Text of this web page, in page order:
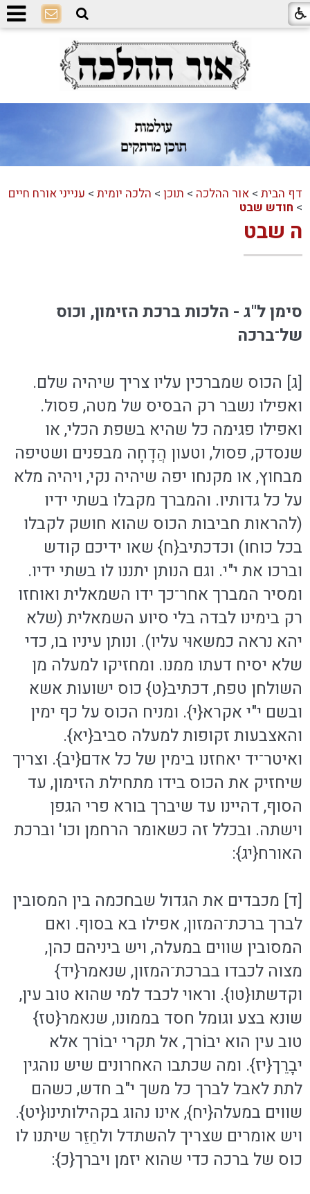
דף הבית >אור ההלכה > תוכן > הלכה יומית > ענייני אורח חיים
> חודש שבט
ה שבט
סימן ל"ג - הלכות ברכת הזימון, וכוס
של־ברכה
[ג] הכוס שמברכין עליו צריך שיהיה שלם.
ואפילו נשבר רק הבסיס של מטה, פסול.
ואפילו פגימה כל שהיא בשפת הכלי, או
שנסדק, פסול, וטעון הֲדָחָה מבפנים ושטיפה
מבחוץ, או מקנחו יפה שיהיה נקי, ויהיה מלא
על כל גדותיו. והמברך מקבלו בשתי ידיו
(להראות חביבות הכוס שהוא חושק לקבלו
בכל כוחו) וכדכתיב{ח} שאו ידיכם קודש
וברכו את י"י. וגם הנותן יתננו לו בשתי ידיו.
ומסיר המברך אחר־כך ידו השמאלית ואוחזו
רק בימינו לבדה בלי סיוע השמאלית (שלא
יהא נראה כמשאוּי עליו). ונותן עיניו בו, כדי
שלא יסיח דעתו ממנו. ומחזיקו למעלה מן
השולחן טפח, דכתיב{ט} כוס ישועות אשא
ובשם י"י אקרא{י}. ומניח הכוס על כף ימין
והאצבעות זקופות למעלה סביב{יא}.
ואיטר־יד יאחזנו בימין של כל אדם{יב}. וצריך
שיחזיק את הכוס בידו מתחילת הזימון, עד
הסוף, דהיינו עד שיברך בורא פרי הגפן
וישתה. ובכלל זה כשאומר הרחמן וכו' וברכת
האורח{יג}:
[ד] מכבדים את הגדול שבחכמה בין המסובין
לברך ברכת־המזון, אפילו בא בסוף. ואם
המסובין שווים במעלה, ויש ביניהם כהן,
מצוה לכבדו בברכת־המזון, שנאמר{יד}
וקדשתו{טו}. וראוי לכבד למי שהוא טוב עין,
שונא בצע וגומל חסד בממונו, שנאמר{טז}
טוב עין הוא יבוֹרך, אל תקרי יבוֹרך אלא
יבָרֵך{יז}. ומה שכתבו האחרונים שיש נוהגין
לתת לאבל לברך כל משך י"ב חדש, כשהם
שווים במעלה{יח}, אינו נהוג בקהילותינו{יט}.
ויש אומרים שצריך להשתדל ולחַזֵּר שיתנו לו
כוס של ברכה כדי שהוא יזמן ויברך{כ}: